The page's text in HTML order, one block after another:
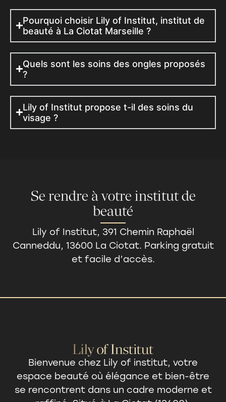
Pourquoi choisir Lily of Institut, institut de
beauté à La Ciotat Marseille ?
Quels sont les soins des ongles proposés
?
Lily of Institut propose t-il des soins du
visage ?
Se rendre à votre institut de
beauté
Lily of Institut, 391 Chemin Raphaël
Canneddu, 13600 La Ciotat. Parking gratuit
et facile d’accès.
Bienvenue chez Lily of institut, votre
espace beauté où élégance et bien-être
se rencontrent dans un cadre moderne et